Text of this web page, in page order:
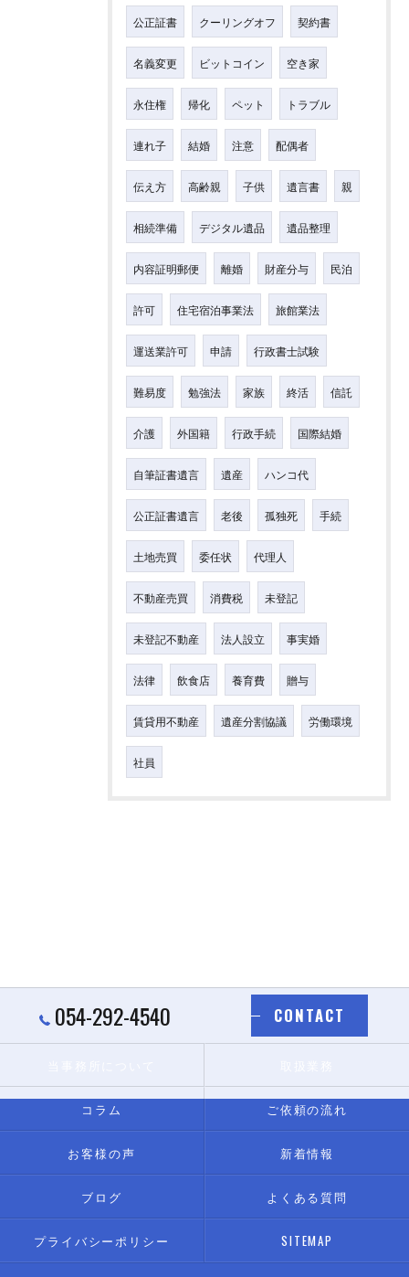
公正証書 クーリングオフ 契約書
名義変更 ビットコイン 空き家
永住権 帰化 ペット トラブル
連れ子 結婚 注意 配偶者
伝え方 高齢親 子供 遺言書 親
相続準備 デジタル遺品 遺品整理
内容証明郵便 離婚 財産分与 民泊
許可 住宅宿泊事業法 旅館業法
運送業許可 申請 行政書士試験
難易度 勉強法 家族 終活 信託
介護 外国籍 行政手続 国際結婚
自筆証書遺言 遺産 ハンコ代
公正証書遺言 老後 孤独死 手続
土地売買 委任状 代理人
不動産売買 消費税 未登記
未登記不動産 法人設立 事実婚
法律 飲食店 養育費 贈与
賃貸用不動産 遺産分割協議 労働環境
社員
054-292-4540 CONTACT
コラム ご依頼の流れ
お客様の声 新着情報
ブログ よくある質問
プライバシーポリシー SITEMAP